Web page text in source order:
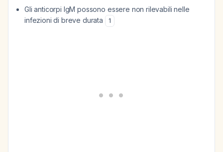
Gli anticorpi IgM possono essere non rilevabili nelle
infezioni di breve durata
1